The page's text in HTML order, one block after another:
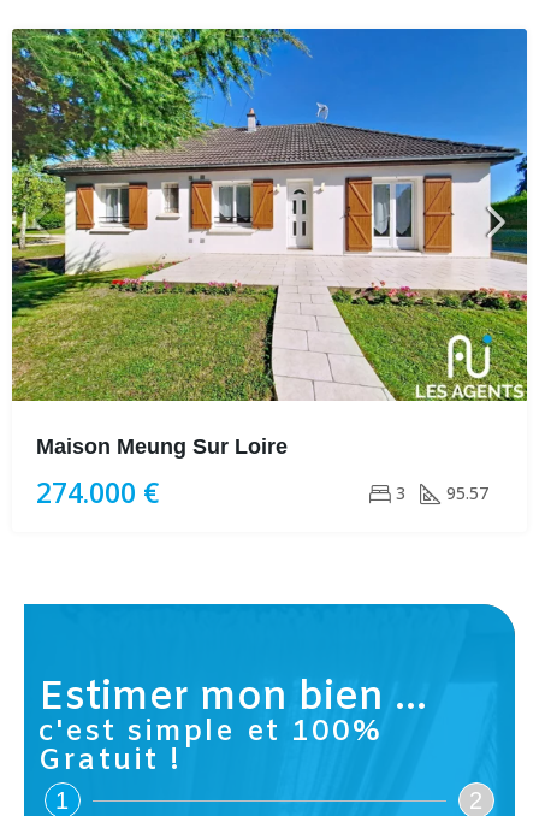
Maison Meung Sur Loire
274.000 € 3 95.57
Estimer mon bien ...
c'est simple et 100%
Gratuit !
1 2